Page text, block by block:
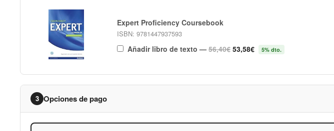
Expert Proficiency Coursebook
ISBN: 9781447937593
Añadir libro de texto — 56,40€ 53,58€ 5% dto.
3 Opciones de pago